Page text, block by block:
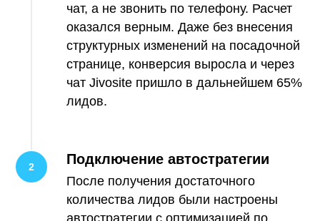
чат, а не звонить по телефону. Расчет
оказался верным. Даже без внесения
структурных изменений на посадочной
странице, конверсия выросла и через
чат Jivosite пришло в дальнейшем 65%
лидов.
Подключение автостратегии
После получения достаточного
количества лидов были настроены
автостратегии с оптимизацией по